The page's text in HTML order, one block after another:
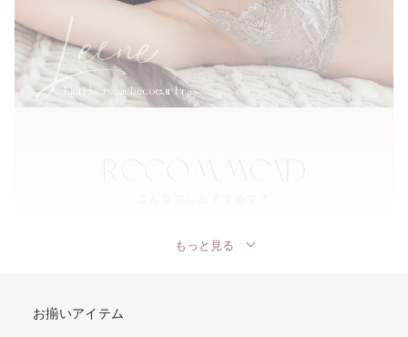
もっと見る
お揃いアイテム